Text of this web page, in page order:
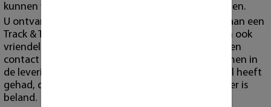
kunnen worden voor eventuele vertragingen bij hen.
U ontvangt voor bestellingen welke via de post gaan een
Track & Trace code in uw mail. Wij verzoeken u dan ook
vriendelijk om deze in de gaten te houden en alleen
contact met ons op te nemen wanneer er problemen in
de levering zijn. Wanneer u geen Track & Trace mail heeft
gehad, dan kan het zijn dat deze in uw spam folder is
beland.